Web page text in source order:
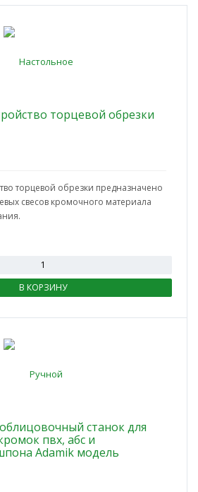
торцевой обрезки
торцевой обрезки предназначено
свесов кромочного материала
В КОРЗИНУ
станок для
пвх, абс и
Adamik модель